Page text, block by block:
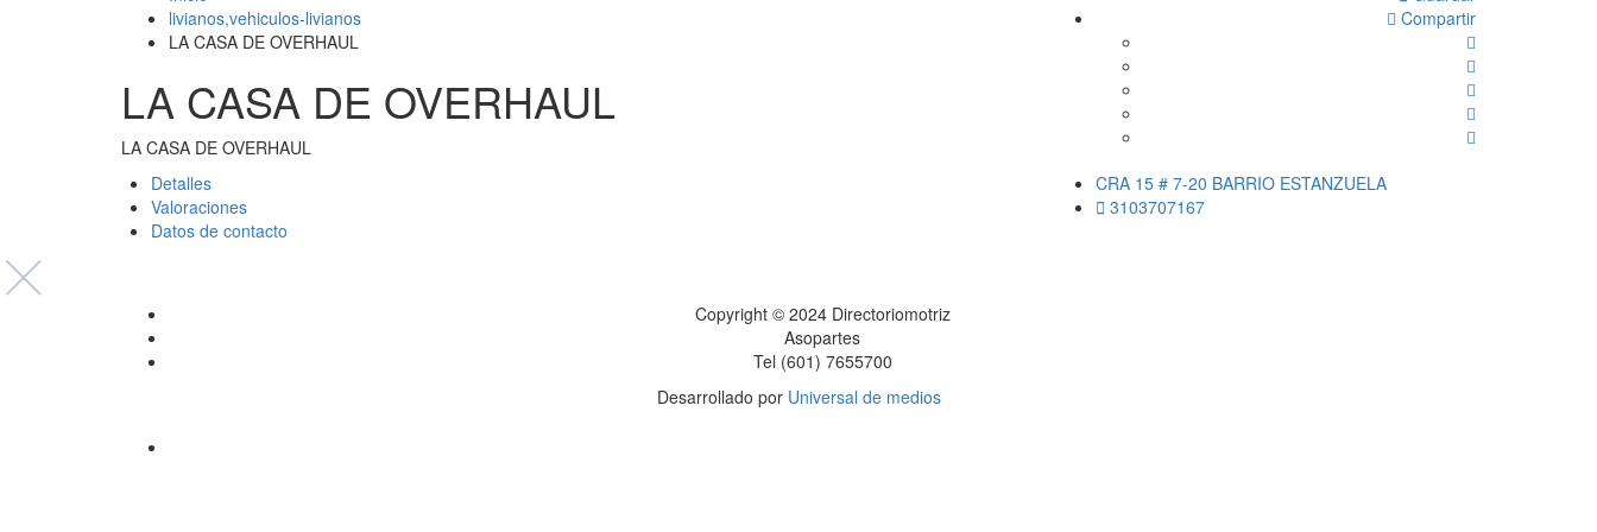
livianos,vehiculos-livianos
LA CASA DE OVERHAUL
LA CASA DE OVERHAUL
LA CASA DE OVERHAUL
Compartir
Detalles
Valoraciones
Datos de contacto
CRA 15 # 7-20 BARRIO ESTANZUELA
3103707167
Copyright © 2024 Directoriomotriz
Asopartes
Tel (601) 7655700
Desarrollado por Universal de medios